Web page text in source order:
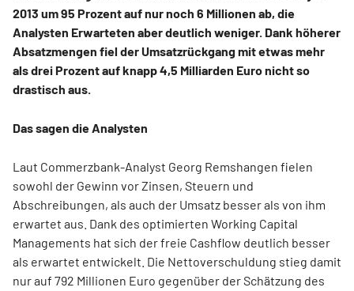
2013 um 95 Prozent auf nur noch 6 Millionen ab, die
Analysten Erwarteten aber deutlich weniger. Dank höherer
Absatzmengen fiel der Umsatzrückgang mit etwas mehr
als drei Prozent auf knapp 4,5 Milliarden Euro nicht so
drastisch aus.
Das sagen die Analysten
Laut Commerzbank-Analyst Georg Remshangen fielen
sowohl der Gewinn vor Zinsen, Steuern und
Abschreibungen, als auch der Umsatz besser als von ihm
erwartet aus. Dank des optimierten Working Capital
Managements hat sich der freie Cashflow deutlich besser
als erwartet entwickelt. Die Nettoverschuldung stieg damit
nur auf 792 Millionen Euro gegenüber der Schätzung des